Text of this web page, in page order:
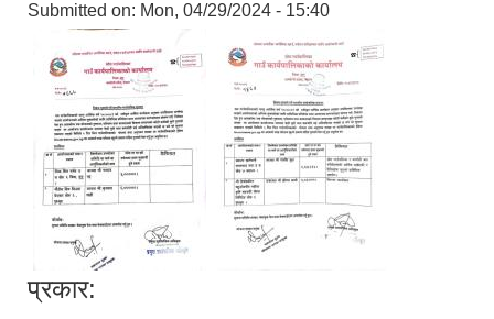
Submitted on: Mon, 04/29/2024 - 15:40
प्रकार: